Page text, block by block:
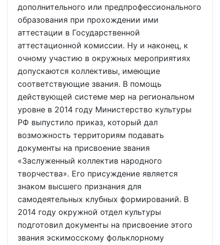
дополнительного или предпрофессионального
образования при прохождении ими
аттестации в Государственной
аттестационной комиссии. Ну и наконец, к
очному участию в окружных мероприятиях
допускаются коллективы, имеющие
соответствующие звания. В помощь
действующей системе мер на региональном
уровне в 2014 году Министерство культуры
РФ выпустило приказ, который дал
возможность территориям подавать
документы на присвоение звания
«Заслуженный коллектив народного
творчества». Его присуждение является
знаком высшего признания для
самодеятельных клубных формирований. В
2014 году окружной отдел культуры
подготовил документы на присвоение этого
звания эскимосскому фольклорному